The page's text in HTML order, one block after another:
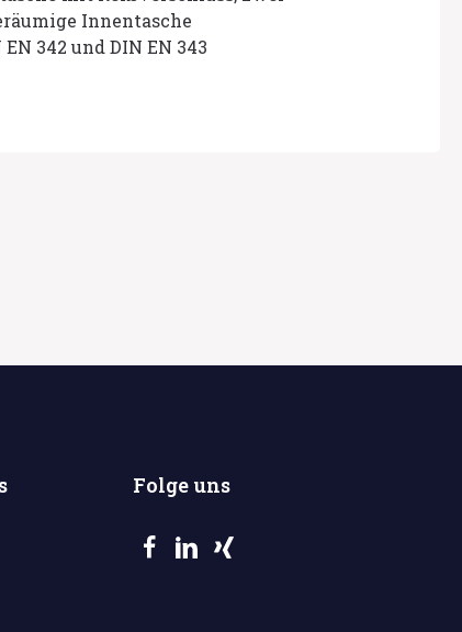
Innentasche
342 und DIN EN 343
Folge uns